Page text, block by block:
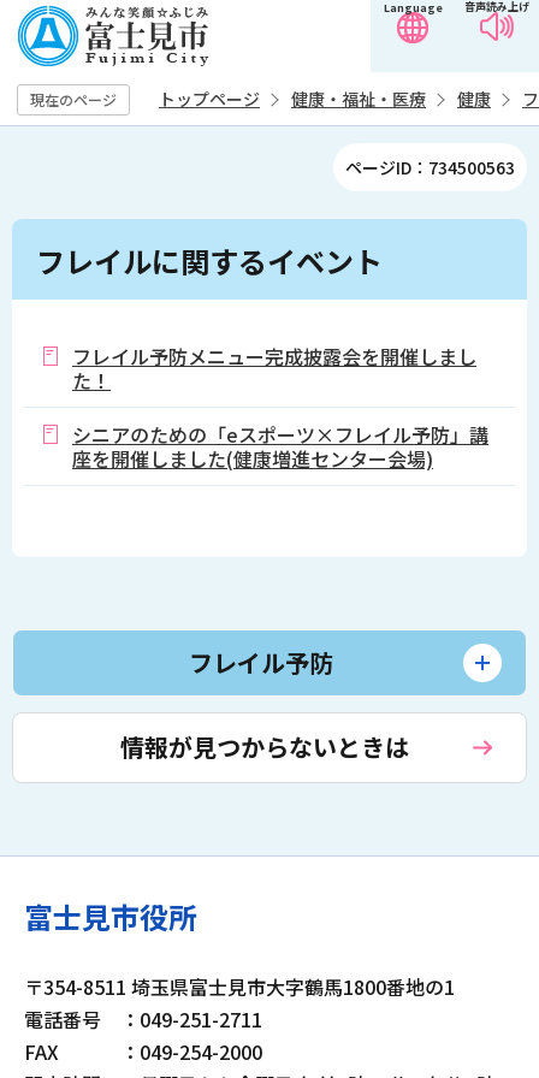
の
ペ
ー
す
音声読み上げ
Language
現在のページ トップページ 健康・福祉・医療 健康
ページID：734500563
本
フレイルに関するイベント
フレイル予防メニュー完成披露会を開催しまし
た！
シニアのための「eスポーツ×フレイル予防」講
座を開催しました(健康増進センター会場)
フレイル予防
情報が見つからないときは
富士見市役所
〒354-8511 埼玉県富士見市大字鶴馬1800番地の1
電話番号
：049-251-2711
FAX
：049-254-2000